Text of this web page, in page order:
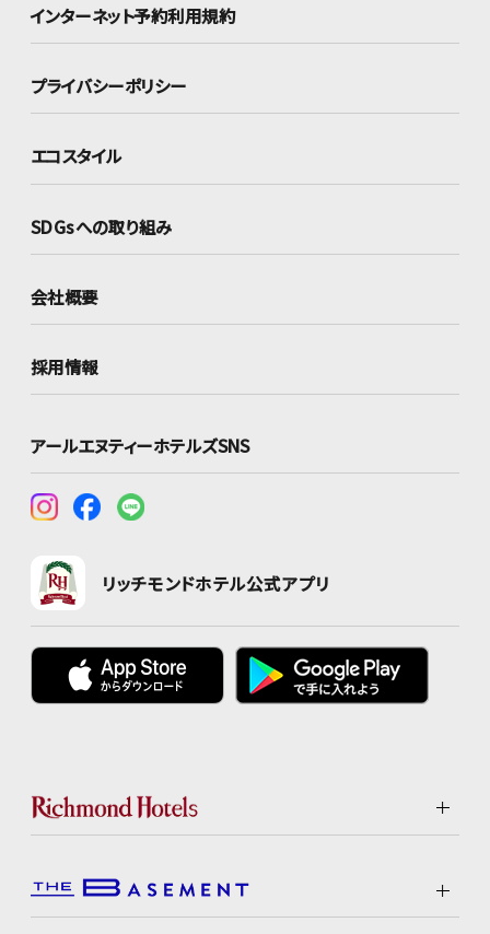
インターネット予約利用規約
プライバシーポリシー
エコスタイル
SDGsへの取り組み
会社概要
採用情報
アールエヌティーホテルズSNS
リッチモンドホテル公式アプリ